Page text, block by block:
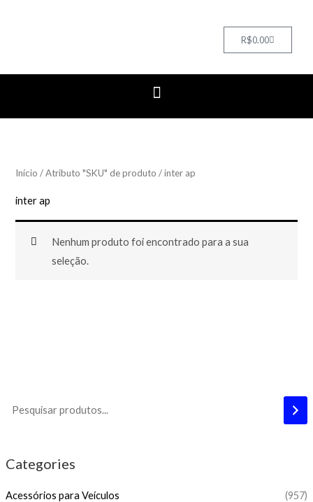
R$0.00Cart
Categories
Acessórios para Veículos
(957)
Início / Atributo "SKU" de produto / inter ap
inter ap
Nenhum produto foi encontrado para a sua
seleção.